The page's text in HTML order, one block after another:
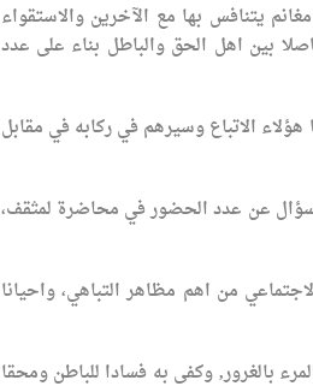
يتنافس بها مع الآخرين والاستقواء
بين اهل الحق والباطل بناء على عدد
الاتباع وسيرهم في ركابه في مقابل
عن عدد الحضور في محاضرة لمثقف،
من اهم مظاهر التباهي، واحيانا
بالغرور, وكفى به فسادا للباطن ومحقا